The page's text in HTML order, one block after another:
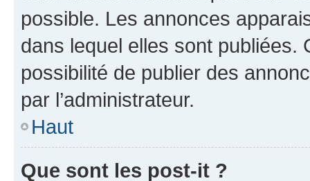
possible. Les annonces
dans lequel elles sont publiées.
possibilité de publier des
par l’administrateur.
Haut
Que sont les post-it ?